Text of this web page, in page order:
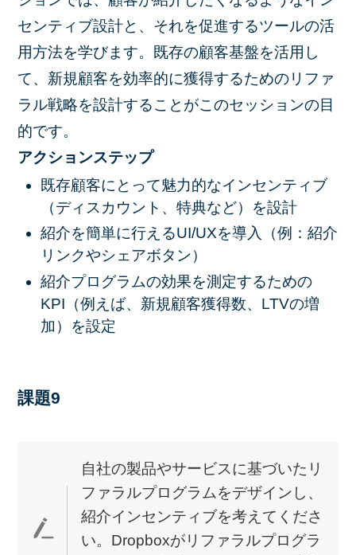
センティブ設計と、それを促進するツールの活
用方法を学びます。既存の顧客基盤を活用し
て、新規顧客を効率的に獲得するためのリファ
ラル戦略を設計することがこのセッションの目
的です。
アクションステップ
既存顧客にとって魅力的なインセンティブ
（ディスカウント、特典など）を設計
紹介を簡単に行えるUI/UXを導入（例：紹介
リンクやシェアボタン）
紹介プログラムの効果を測定するための
KPI（例えば、新規顧客獲得数、LTVの増
加）を設定
課題9
自社の製品やサービスに基づいたリ
ファラルプログラムをデザインし、
紹介インセンティブを考えてくださ
い。Dropboxがリファラルプログラ